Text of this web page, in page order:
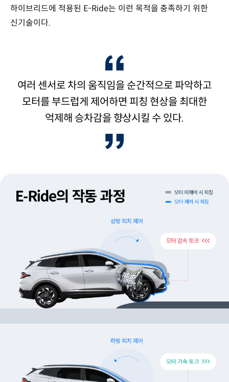
하이브리드에 적용된 E-Ride는 이런 목적을 충족하기 위한
신기술이다.
여러 센서로 차의 움직임을 순간적으로 파악하고
모터를 부드럽게 제어하면 피칭 현상을 최대한
억제해 승차감을 향상시킬 수 있다.